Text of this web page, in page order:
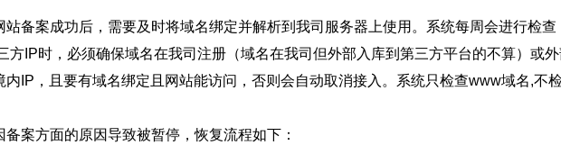
站备案成功后，需要及时将域名绑定并解析到我司服务器上使用。系统每周会进行检
方IP时，必须确保域名在我司注册（域名在我司但外部入库到第三方平台的不算）或
内IP，且要有域名绑定且网站能访问，否则会自动取消接入。系统只检查www域名,不
备案方面的原因导致被暂停，恢复流程如下：